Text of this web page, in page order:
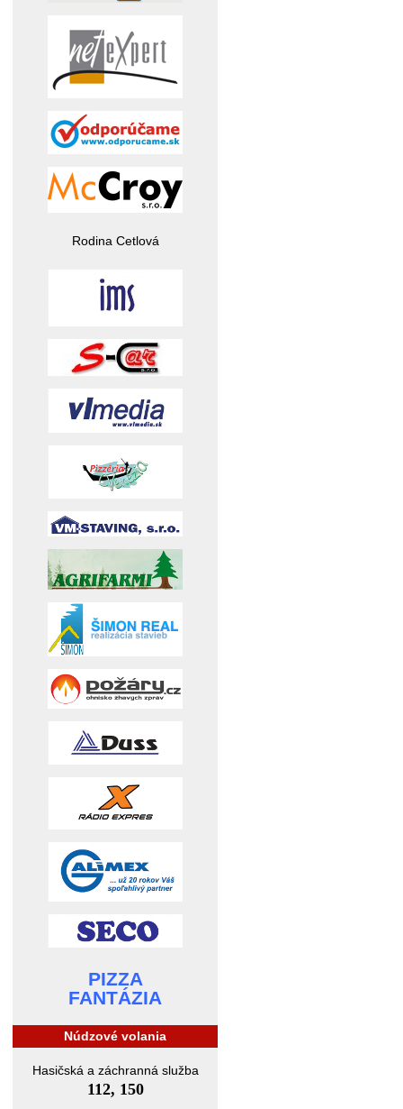
Rodina Cetlová
PIZZA
FANTÁZIA
Núdzové volania
Hasičská a záchranná služba
112, 150